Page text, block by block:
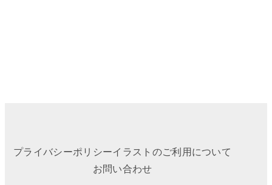
プライバシーポリシーイラストのご利用について
お問い合わせ